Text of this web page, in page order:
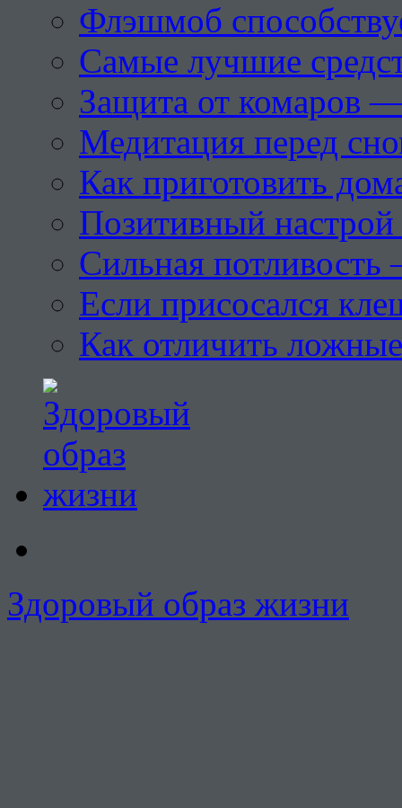
Флэшмоб
Самые лучшие
Защита от комаров
Медитация перед
Как приготовить
Позитивный настрой
Сильная потливость
Если присосался
Как отличить
Здоровый образ жизни